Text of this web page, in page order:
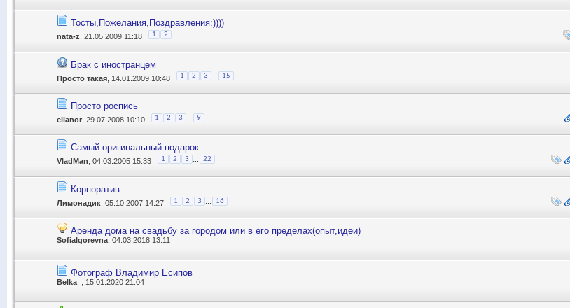
Тосты,Пожелания,Поздравления:))))
nata-z , 21.05.2009 11:18 1 2
Брак с иностранцем
Прocто такая , 14.01.2009 10:48 1 2 3 15
Просто роспись
elianor , 29.07.2008 10:10 1 2 3 9
Самый оригинальный подарок...
VladMan , 04.03.2005 15:33 1 2 3 22
Корпоратив
Лимонадик , 05.10.2007 14:27 1 2 3 16
Аренда дома на свадьбу за городом или в его пределах(опыт,идеи)
SofiaIgorevna, 04.03.2018 13:11
Фотограф Владимир Есипов
Belka_ , 15.01.2020 21:04